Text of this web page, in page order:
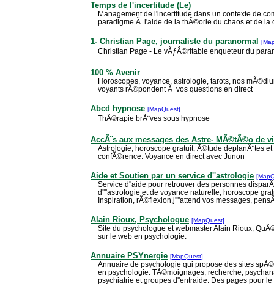
Temps de l'incertitude (Le)
Management de l'incertitude dans un contexte de
paradigme Ã l'aide de la thÃ©orie du chaos et de la
1- Christian Page, journaliste du paranormal
Christian Page - Le vÃƒÂ©ritable enqueteur du
100 % Avenir
Horoscopes, voyance, astrologie, tarots, nos
voyants rÃ©pondent Ã vos questions en direct
Abcd hypnose [MapQuest]
ThÃ©rapie brÃ¨ves sous hypnose
AccÃ¨s aux messages des Astre- MÃ©tÃ©o de
Astrologie, horoscope gratuit, Ã©tude deplanÃ¨tes
confÃ©rence. Voyance en direct avec Junon
Aide et Soutien par un service d''astrologie
Service d''aide pour retrouver des personnes
d''''astrologie et de voyance naturelle, horoscope
Inspiration, rÃ©flexion,j''''attend vos messages,
Alain Rioux, Psychologue [MapQuest]
Site du psychologue et webmaster Alain Rioux,
sur le web en psychologie.
Annuaire PSYnergie [MapQuest]
Annuaire de psychologie qui propose des sites
en psychologie. TÃ©moignages, recherche,
psychiatrie et groupes d''entraide. Des pages pour le